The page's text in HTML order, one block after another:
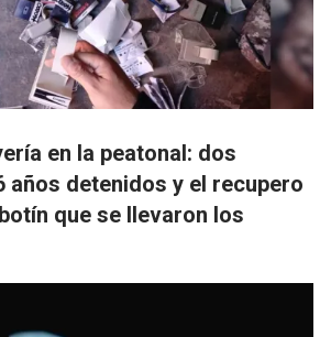
en la peatonal: dos
años detenidos y el recupero
que se llevaron los